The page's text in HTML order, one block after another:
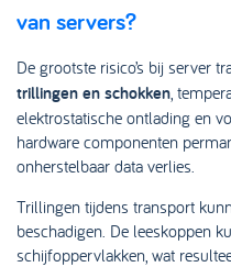
van servers?
De grootste risico’s bij server
trillingen en schokken,
elektrostatische ontlading en
hardware componenten
onherstelbaar data verlies.
Trillingen tijdens transport
beschadigen. De leeskoppen
schijfoppervlakken, wat